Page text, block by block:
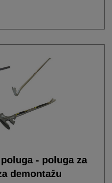
- poluga za
demontažu